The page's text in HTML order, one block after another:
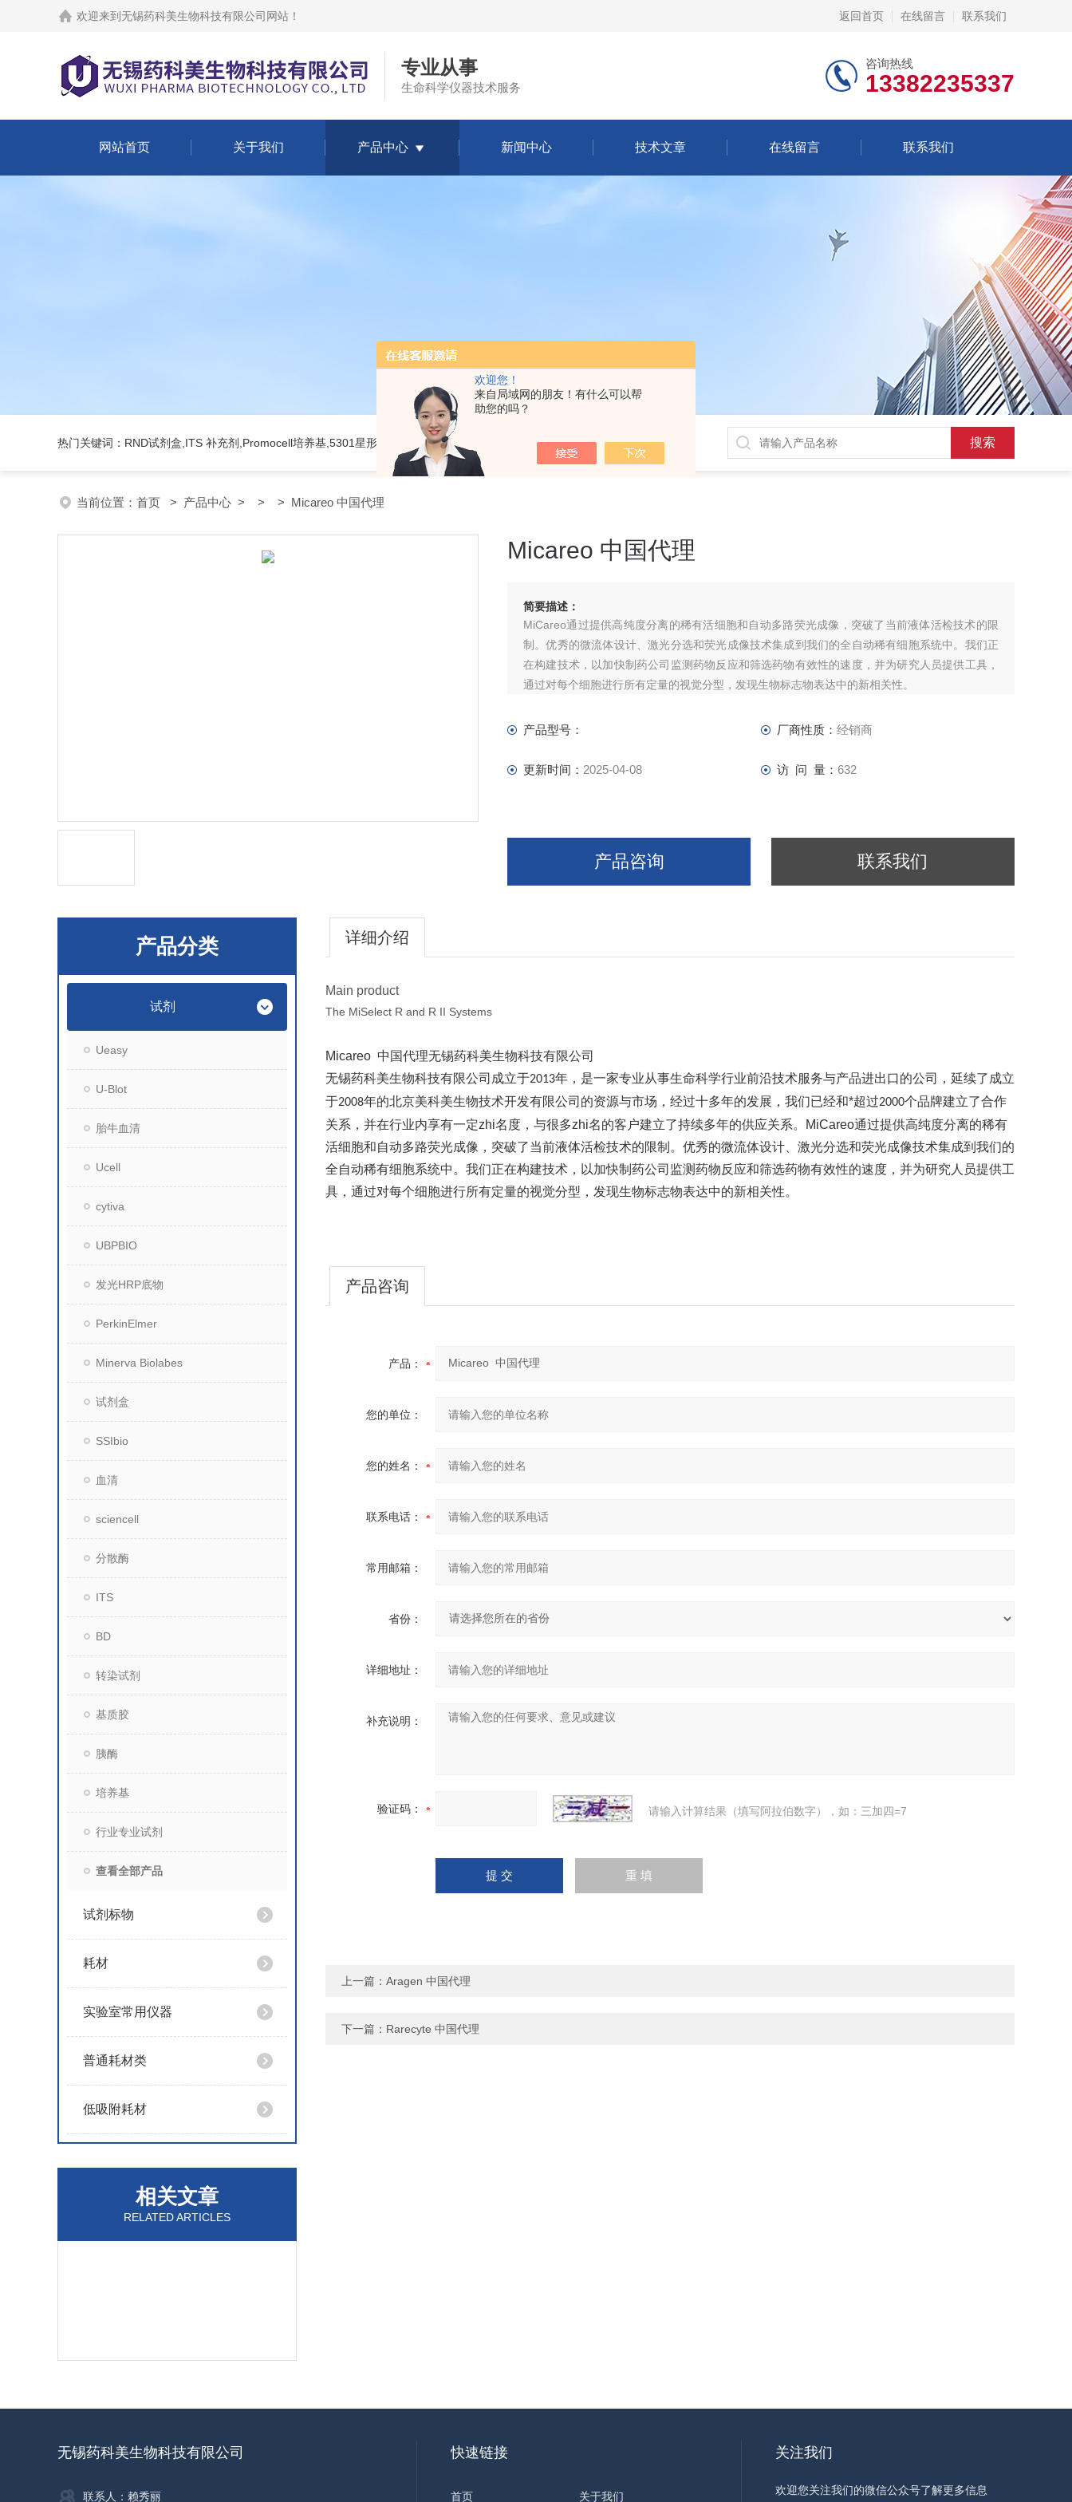
欢迎您！
来自局域网的朋友！有什么可以帮
助您的吗？
欢迎来到 无锡药科美生物科技有限公司网站 ！ 返回首页 在线留言 联系我们
专业从事
生命科学仪器技术服务
咨询热线
13382235337
网站首页 关于我们 产品中心 新闻中心 技术文章 在线留言 联系我们
热门关键词：RND试剂盒,ITS 补充剂,Promocell培养基,5301星形细胞培养基
当前位置： 首页 > 产品中心 > > > Micareo 中国代理
Micareo 中国代理
简要描述：
MiCareo通过提供高纯度分离的稀有活细胞和自动多路荧光成像，突破了当前液体活检技术的限
制。优秀的微流体设计、激光分选和荧光成像技术集成到我们的全自动稀有细胞系统中。我们正
在构建技术，以加快制药公司监测药物反应和筛选药物有效性的速度，并为研究人员提供工具，
通过对每个细胞进行所有定量的视觉分型，发现生物标志物表达中的新相关性。
产品型号： 厂商性质： 经销商
更新时间： 2025-04-08 访 问 量： 632
产品咨询 联系我们
产品分类
试剂
Ueasy
U-Blot
胎牛血清
Ucell
cytiva
UBPBIO
发光HRP底物
PerkinElmer
Minerva Biolabes
试剂盒
SSIbio
血清
sciencell
分散酶
ITS
BD
转染试剂
基质胶
胰酶
培养基
行业专业试剂
查看全部产品
试剂标物
耗材
实验室常用仪器
普通耗材类
低吸附耗材
相关文章
RELATED ARTICLES
详细介绍
Main product
The MiSelect R and R II Systems
Micareo 中国代理无锡药科美生物科技有限公司
无锡药科美生物科技有限公司成立于2013年，是一家专业从事生命科学行业前沿技术服务与产品进出口的公司，延续了成立
于2008年的北京美科美生物技术开发有限公司的资源与市场，经过十多年的发展，我们已经和*超过2000个品牌建立了合作
关系，并在行业内享有一定zhi名度，与很多zhi名的客户建立了持续多年的供应关系。MiCareo通过提供高纯度分离的稀有
活细胞和自动多路荧光成像，突破了当前液体活检技术的限制。优秀的微流体设计、激光分选和荧光成像技术集成到我们的
全自动稀有细胞系统中。我们正在构建技术，以加快制药公司监测药物反应和筛选药物有效性的速度，并为研究人员提供工
具，通过对每个细胞进行所有定量的视觉分型，发现生物标志物表达中的新相关性。
产品咨询
产品：
您的单位：
您的姓名：
联系电话：
常用邮箱：
省份：
详细地址：
补充说明：
验证码： 请输入计算结果（填写阿拉伯数字），如：三加四=7
上一篇： Aragen 中国代理
下一篇： Rarecyte 中国代理
无锡药科美生物科技有限公司
联系人：赖秀丽
快速链接
首页 关于我们
关注我们
欢迎您关注我们的微信公众号了解更多信息